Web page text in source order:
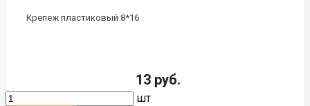
Крепеж пластиковый 8*16
13 руб.
шт